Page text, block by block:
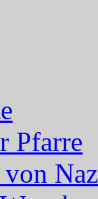
Pfarre